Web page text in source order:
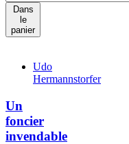
Dans
le
panier
Udo
Hermannstorfer
Un
foncier
invendable